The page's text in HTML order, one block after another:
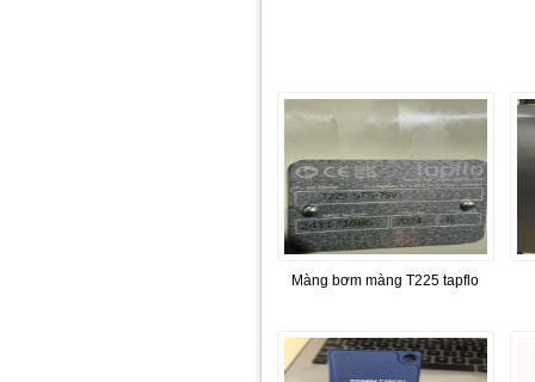
Màng bơm màng T225 tapflo